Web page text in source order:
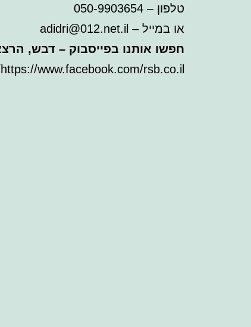
טלפון – 050-9903654
או במייל – adidri@012.net.il
חפשו אותנו בפייסבוק – דבש,
https://www.facebook.com/rsb.co.il/